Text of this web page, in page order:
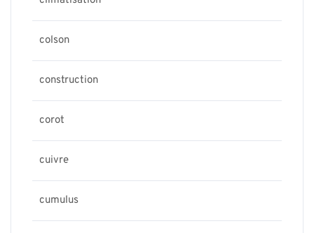
colson
construction
corot
cuivre
cumulus